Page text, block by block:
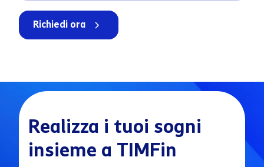
Richiedi ora
Realizza i tuoi sogni
insieme a TIMFin